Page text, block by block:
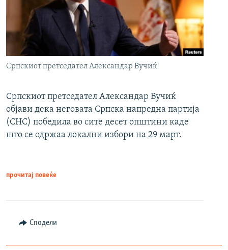
Српскиот претседател Александар Вучиќ
Српскиот претседател Александар Вучиќ
објави дека неговата Српска напредна партија
(СНС) победила во сите десет општини каде
што се одржаа локални избори на 29 март.
прочитај повеќе
Сподели